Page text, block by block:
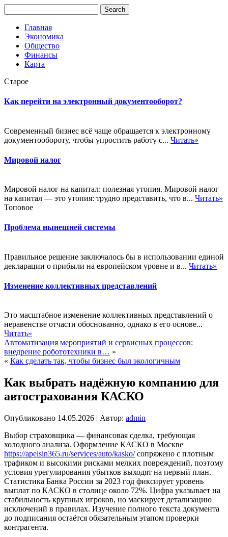
Главная
Экономика
Общество
Финансы
Карта
Старое
Как перейти на электронный документооборот?
Современный бизнес всё чаще обращается к электронному
документообороту, чтобы упростить работу с... Читать»
Мировой налог
Мировой налог на капитал: полезная утопия. Мировой налог
на капитал — это утопия: трудно представить, что в... Читать»
Топовое
Проблема нынешней системы
Правильное решение заключалось бы в использовании единой
декларации о прибыли на европейском уровне и в... Читать»
Изменение коллективных представлений
Это масштабное изменение коллективных представлений о
неравенстве отчасти обоснованно, однако в его основе...
Читать»
Автоматизация мероприятий и сервисных процессов:
внедрение робототехники в… »
« Как сделать так, чтобы бизнес был экологичным
Как выбрать надёжную компанию для
автострахования КАСКО
Опубликовано 14.05.2026 | Автор: admin
Выбор страховщика — финансовая сделка, требующая
холодного анализа. Оформление КАСКО в Москве
https://apelsin365.ru/services/auto/kasko/сопряжено с плотным
трафиком и высокими рисками мелких повреждений, поэтому
условия урегулирования убытков выходят на первый план.
Статистика Банка России за 2023 год фиксирует уровень
выплат по КАСКО в столице около 72%. Цифра указывает на
стабильность крупных игроков, но маскирует детализацию
исключений в правилах. Изучение полного текста документа
до подписания остаётся обязательным этапом проверки
контрагента.